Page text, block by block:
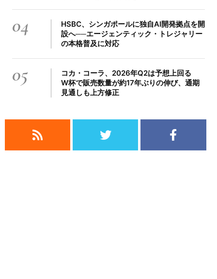
04
HSBC、シンガポールに独自AI開発拠点を開
設へ──エージェンティック・トレジャリー
の本格普及に対応
05
コカ・コーラ、2026年Q2は予想上回る
W杯で販売数量が約17年ぶりの伸び、通期
見通しも上方修正